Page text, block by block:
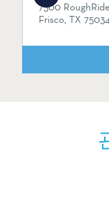
7300
Frisco, TX